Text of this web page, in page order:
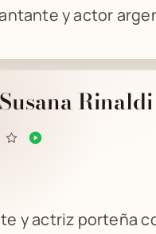
y actor
Susana Rinaldi
y actriz porteña